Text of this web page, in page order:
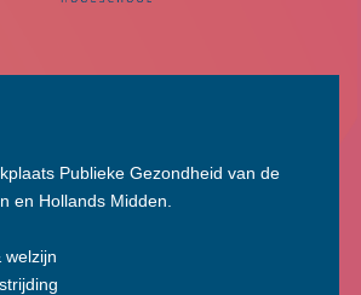
Publieke Gezondheid van de
en Hollands Midden.
welzijn